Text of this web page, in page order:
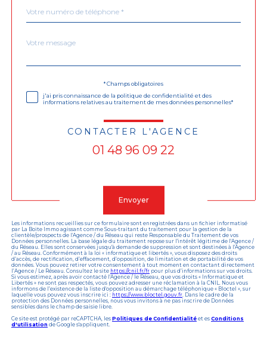
*
Fieldset
Message
*
* Champs obligatoires
j'ai pris connaissance de la politique de confidentialité et des
informations relatives au traitement de mes données personnelles*
CONTACTER L'AGENCE
01 48 96 09 22
Envoyer
Les informations recueillies sur ce formulaire sont enregistrées dans un fichier informatisé
par La Boite Immo agissant comme Sous-traitant du traitement pour la gestion de la
clientèle/prospects de l'Agence / du Réseau qui reste Responsable du Traitement de vos
Données personnelles. La base légale du traitement repose sur l'intérêt légitime de l'Agence /
du Réseau. Elles sont conservées jusqu'à demande de suppression et sont destinées à l'Agence
/ au Réseau. Conformément à la loi « informatique et libertés », vous disposez des droits
d’accès, de rectification, d’effacement, d’opposition, de limitation et de portabilité de vos
données. Vous pouvez retirer votre consentement à tout moment en contactant directement
l’Agence / Le Réseau. Consultez le site https://cnil.fr/fr pour plus d’informations sur vos droits.
Si vous estimez, après avoir contacté l'Agence / le Réseau, que vos droits « Informatique et
Libertés » ne sont pas respectés, vous pouvez adresser une réclamation à la CNIL. Nous vous
informons de l’existence de la liste d'opposition au démarchage téléphonique « Bloctel », sur
laquelle vous pouvez vous inscrire ici : https://www.bloctel.gouv.fr . Dans le cadre de la
protection des Données personnelles, nous vous invitons à ne pas inscrire de Données
sensibles dans le champ de saisie libre.
Ce site est protégé par reCAPTCHA, les Politiques de Confidentialité et es Conditions
d'utilisation de Google s'appliquent.